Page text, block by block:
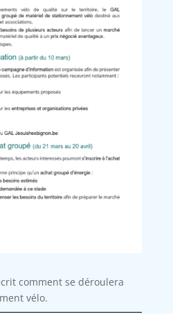
comment se déroulera
vélo.